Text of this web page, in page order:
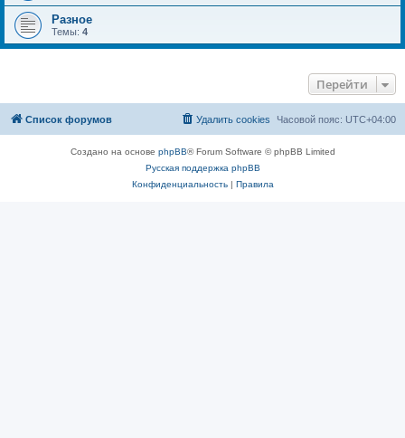
Разное
Темы: 4
Перейти
Список форумов Часовой пояс: UTC+04:00
Удалить cookies
Создано на основе phpBB® Forum Software © phpBB Limited
Русская поддержка phpBB
Конфиденциальность| Правила